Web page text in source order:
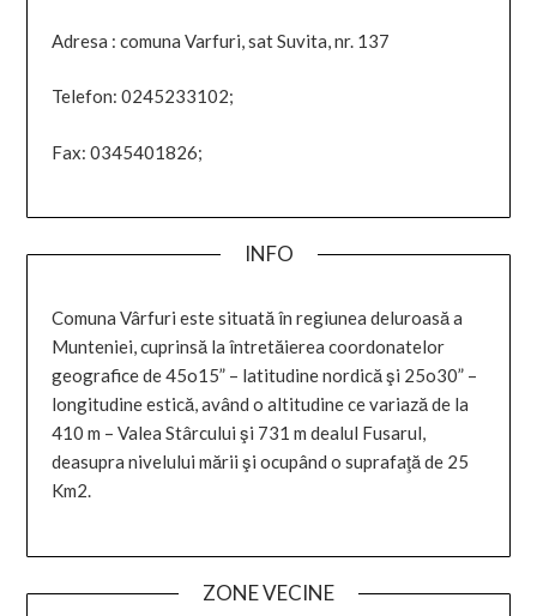
Adresa : comuna Varfuri, sat Suvita, nr. 137
Telefon: 0245233102;
Fax: 0345401826;
INFO
Comuna Vârfuri este situată în regiunea deluroasă a
Munteniei, cuprinsă la întretăierea coordonatelor
geografice de 45o15” – latitudine nordică şi 25o30” –
longitudine estică, având o altitudine ce variază de la
410 m – Valea Stârcului şi 731 m dealul Fusarul,
deasupra nivelului mării şi ocupând o suprafaţă de 25
Km2.
ZONE VECINE